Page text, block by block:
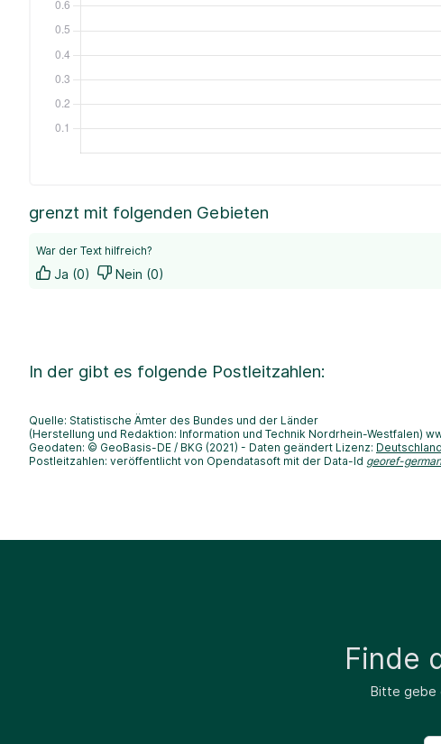
grenzt mit folgenden Gebieten
War der Text hilfreich?
Ja (0) Nein (0)
In der gibt es folgende Postleitzahlen:
Quelle: Statistische Ämter des Bundes und der Länder
(Herstellung und Redaktion: Information und Technik Nordrhein-Westfalen)
Geodaten: © GeoBasis-DE / BKG (2021) - Daten geändert Lizenz:
Postleitzahlen: veröffentlicht von Opendatasoft mit der Data-Id georef-
Finde
Bitte gebe